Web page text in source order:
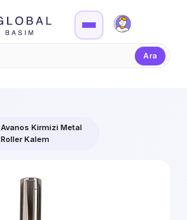
Firma Girişi
Ara
Avanos Kirmizi Metal
Roller Kalem